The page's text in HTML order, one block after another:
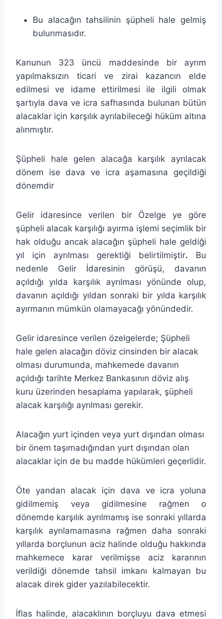
Bu alacağın tahsilinin şüpheli hale gelmiş
bulunmasıdır.
Kanunun 323 üncü maddesinde bir ayrım
yapılmaksızın ticari ve zirai kazancın elde
edilmesi ve idame ettirilmesi ile ilgili olmak
şartıyla dava ve icra safhasında bulunan bütün
alacaklar için karşılık ayrılabileceği hüküm altına
alınmıştır.
Şüpheli hale gelen alacağa karşılık ayrılacak
dönem ise dava ve icra aşamasına geçildiği
dönemdir
Gelir idaresince verilen bir Özelge ye göre
şüpheli alacak karşılığı ayırma işlemi seçimlik bir
hak olduğu ancak alacağın şüpheli hale geldiği
yıl için ayrılması gerektiği belirtilmiştir. Bu
nedenle Gelir İdaresinin görüşü, davanın
açıldığı yılda karşılık ayrılması yönünde olup,
davanın açıldığı yıldan sonraki bir yılda karşılık
ayırmanın mümkün olamayacağı yönündedir.
Gelir idaresince verilen özelgelerde; Şüpheli
hale gelen alacağın döviz cinsinden bir alacak
olması durumunda, mahkemede davanın
açıldığı tarihte Merkez Bankasının döviz alış
kuru üzerinden hesaplama yapılarak, şüpheli
alacak karşılığı ayrılması gerekir.
Alacağın yurt içinden veya yurt dışından olması
bir önem taşımadığından yurt dışından olan
alacaklar için de bu madde hükümleri geçerlidir.
Öte yandan alacak için dava ve icra yoluna
gidilmemiş veya gidilmesine rağmen o
dönemde karşılık ayrılmamış ise sonraki yıllarda
karşılık ayrılamamasına rağmen daha sonraki
yıllarda borçlunun aciz halinde olduğu hakkında
mahkemece karar verilmişse aciz kararının
verildiği dönemde tahsil imkanı kalmayan bu
alacak direk gider yazılabilecektir.
İflas halinde, alacaklının borçluyu dava etmesi